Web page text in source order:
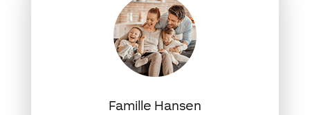
Famille Hansen